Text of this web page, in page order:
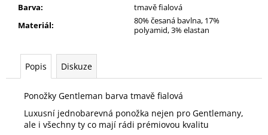
Barva:
tmavě fialová
Materiál:
80% česaná bavlna, 17%
polyamid, 3% elastan
Popis Diskuze
Ponožky Gentleman barva tmavě fialová
Luxusní jednobarevná ponožka nejen pro Gentlemany,
ale i všechny ty co mají rádi prémiovou kvalitu